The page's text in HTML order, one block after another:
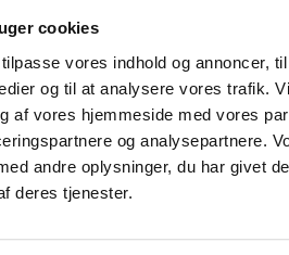
cookies
vores indhold og annoncer,
og til at analysere vores trafik.
af vores hjemmeside med vores
og analysepartnere.
andre oplysninger, du har givet
deres tjenester.
ledelsen om strategi og
samspil med ledelsen er samarbejdet
på mål og strategi. Derfor